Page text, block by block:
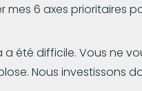
6 axes prioritaires
été difficile. Vous ne
Nous investissons